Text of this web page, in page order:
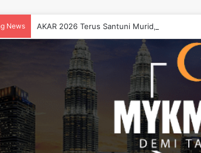
News AKAR 2026 Terus Santuni Murid, Gilap